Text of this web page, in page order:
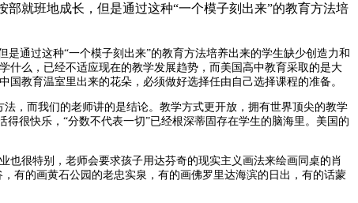
就班地成长，但是通过这种“一个模子刻出来”的教育方法培
是通过这种“一个模子刻出来”的教育方法培养出来的学生缺少创造力和
什么，已经不适应现在的教学发展趋势， 而美国高中教育采取的是大
中国教育温室里出来的花朵，必须做好选择任由自己选择课程的准备。
， 而我们的老师讲的是结论。 教学方式更开放，拥有世界顶尖的教学
得很快乐，“分数不代表一切”已经根深蒂固存在学生的脑海里 。美国的
也很特别，老师会要求孩子用达芬奇的现实主义画法来绘画同桌的肖
有的画黄石公园的老忠实泉，有的画佛罗里达海滨的日出，有的话蒙